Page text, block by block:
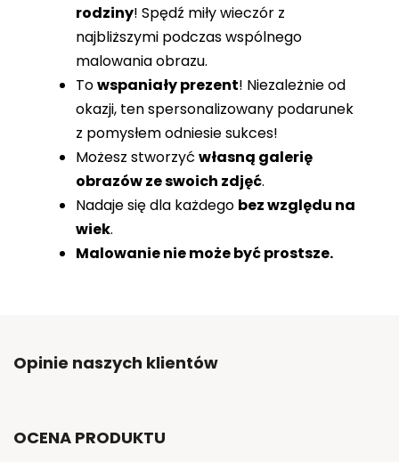
rodziny! Spędź miły wieczór z
najbliższymi podczas wspólnego
malowania obrazu.
Towspaniały prezent! Niezależnie od
okazji, ten spersonalizowany podarunek
z pomysłem odniesie sukces!
Możesz stworzyć własną galerię
obrazów ze swoich zdjęć.
Nadaje się dla każdego bez względu na
wiek.
Malowanie nie może być prostsze.
Opinie naszych klientów
OCENA PRODUKTU